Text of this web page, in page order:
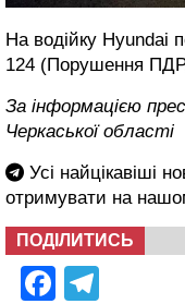
На водійку Hyundai
124 (Порушення
За інформацією
Черкаської області
Усі найцікавіші
отримувати на
ПОДІЛИТИСЬ